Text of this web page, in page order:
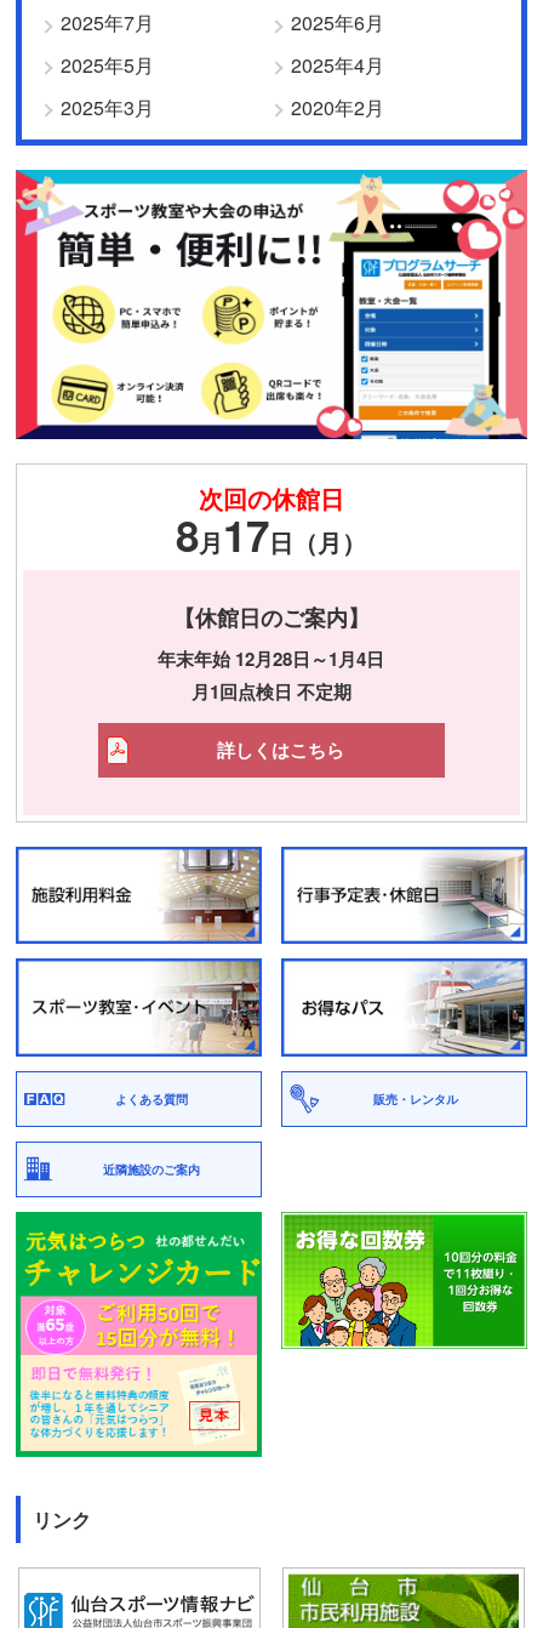
2025年7月
2025年6月
2025年5月
2025年4月
2025年3月
2020年2月
次回の休館日
8月17日（月）
【休館日のご案内】
年末年始 12月28日～1月4日
月1回点検日 不定期
詳しくはこちら
よくある質問 販売・レンタル
近隣施設のご案内
リンク